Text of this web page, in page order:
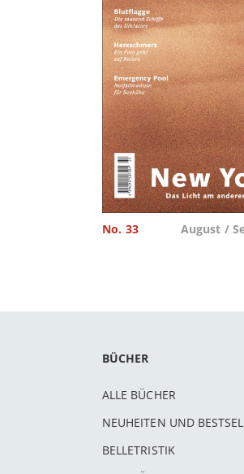
No. 33 August /
BÜCHER
ALLE BÜCHER
NEUHEITEN UND
BELLETRISTIK